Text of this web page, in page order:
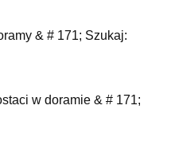
& # 171; Szukaj:
w doramie & # 171;